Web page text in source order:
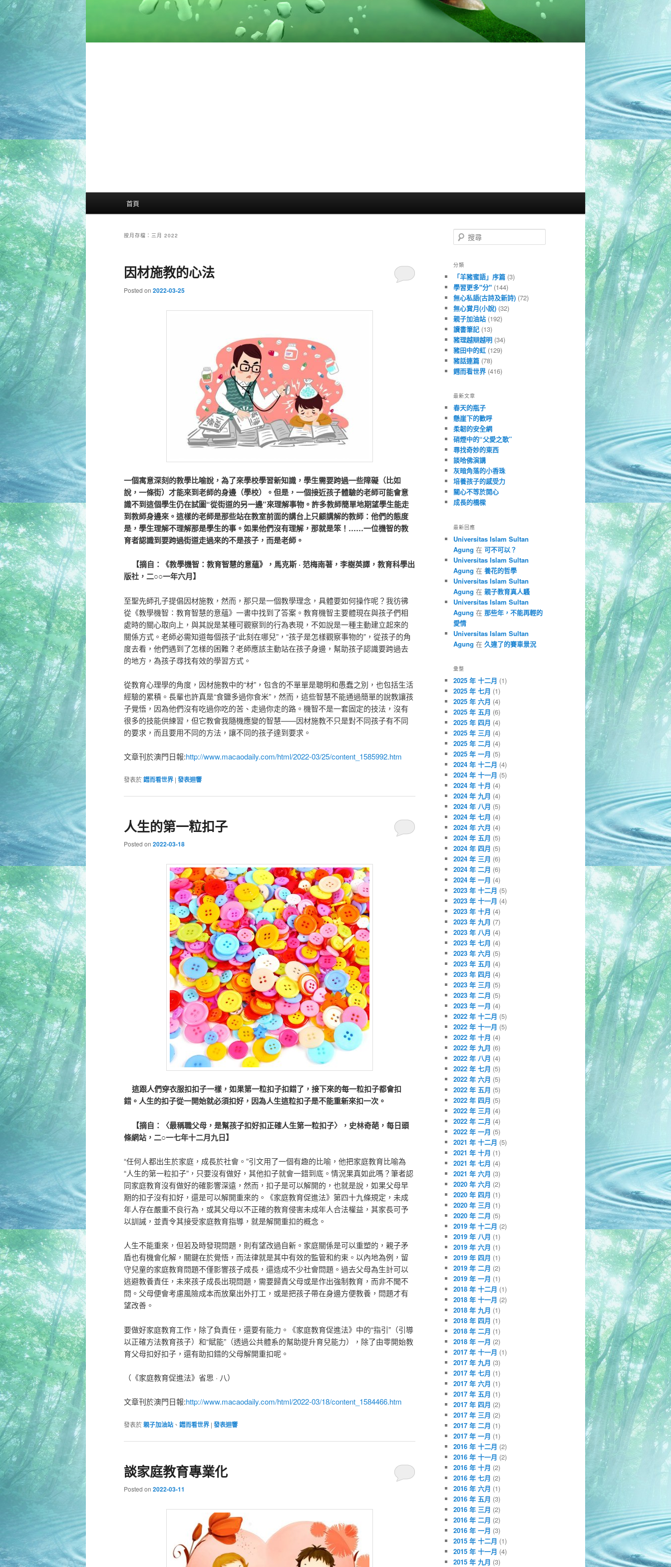
首頁
按月存檔： 三月 2022
因材施教的心法
Posted on 2022-03-25
一個寓意深刻的教學比喻說，為了來學校學習新知識，學生需要跨過一些障礙（比如
說，一條街）才能來到老師的身邊（學校）。但是，一個接近孩子體驗的老師可能會意
識不到這個學生仍在試圖“從街道的另一邊”來理解事物。許多教師簡單地期望學生能走
到教師身邊來。這樣的老師是那些站在教室前面的講台上只顧講解的教師：他們的態度
是，學生理解不理解那是學生的事。如果他們沒有理解，那就是笨！……一位機智的教
育者認識到要跨過街道走過來的不是孩子，而是老師。
【摘自：《教學機智：教育智慧的意蘊》，馬克斯 · 范梅南著，李樹英譯，教育科學出
版社，二○○一年六月】
至聖先師孔子提倡因材施教，然而，那只是一個教學理念，具體要如何操作呢？我彷彿
從《教學機智∶教育智慧的意蘊》一書中找到了答案。教育機智主要體現在與孩子們相
處時的關心取向上，與其說是某種可觀察到的行為表現，不如說是一種主動建立起來的
關係方式。老師必需知道每個孩子“此刻在哪兒”，“孩子是怎樣觀察事物的”，從孩子的角
度去看，他們遇到了怎樣的困難？老師應該主動站在孩子身邊，幫助孩子認識要跨過去
的地方，為孩子尋找有效的學習方式。
從教育心理學的角度，因材施教中的“材”，包含的不單單是聰明和愚蠢之別，也包括生活
經驗的累積。長輩也許真是“食鹽多過你食米”，然而，這些智慧不能通過簡單的說教讓孩
子覺悟，因為他們沒有吃過你吃的苦、走過你走的路。機智不是一套固定的技法，沒有
很多的技能供練習，但它教會我隨機應變的智慧——因材施教不只是對不同孩子有不同
的要求，而且要用不同的方法，讓不同的孩子達到要求。
文章刊於澳門日報:http://www.macaodaily.com/html/2022-03/25/content_1585992.htm
發表於鏏而看世界 | 發表迴響
人生的第一粒扣子
Posted on 2022-03-18
這跟人們穿衣服扣扣子一樣，如果第一粒扣子扣錯了，接下來的每一粒扣子都會扣
錯。人生的扣子從一開始就必須扣好，因為人生這粒扣子是不能重新來扣一次。
【摘自：〈最稱職父母，是幫孩子扣好扣正確人生第一粒扣子〉，史林奇葩，每日頭
條網站，二○一七年十二月九日】
“任何人都出生於家庭，成長於社會。”引文用了一個有趣的比喻，他把家庭教育比喻為
“人生的第一粒扣子”，只要沒有做好，其他扣子就會一錯到底。情況果真如此嗎？筆者認
同家庭教育沒有做好的確影響深遠，然而，扣子是可以解開的，也就是說，如果父母早
期的扣子沒有扣好，還是可以解開重來的。《家庭教育促進法》第四十九條規定，未成
年人存在嚴重不良行為，或其父母以不正確的教育侵害未成年人合法權益，其家長可予
以訓誡，並責令其接受家庭教育指導，就是解開重扣的概念。
人生不能重來，但若及時發現問題，則有望改過自新。家庭關係是可以重塑的，親子矛
盾也有機會化解，關鍵在於覺悟，而法律就是其中有效的監管和約束。以內地為例，留
守兒童的家庭教育問題不僅影響孩子成長，還造成不少社會問題。過去父母為生計可以
逃避教養責任，未來孩子成長出現問題，需要歸責父母或是作出強制教育，而非不聞不
問。父母便會考慮風險成本而放棄出外打工，或是把孩子帶在身邊方便教養，問題才有
望改善。
要做好家庭教育工作，除了負責任，還要有能力。《家庭教育促進法》中的“指引”（引導
以正確方法教育孩子）和“賦能”（透過公共體系的幫助提升育兒能力），除了由零開始教
育父母扣好扣子，還有助扣錯的父母解開重扣呢。
（《家庭教育促進法》省思 · 八）
文章刊於澳門日報:http://www.macaodaily.com/html/2022-03/18/content_1584466.htm
發表於親子加油站 、 鏏而看世界 | 發表迴響
談家庭教育專業化
Posted on 2022-03-11
搜
尋
分類
「羊豬蜜語」序篇 (3)
學習更多"分" (144)
無心私語(古詩及新詩) (72)
無心賞月(小說) (32)
親子加油站 (192)
讀書筆記 (13)
豬理越辯越明 (34)
豬田中的虹 (129)
豬話連篇 (78)
鏏而看世界 (416)
最新文章
春天的瓶子
懸崖下的歡呼
柔韌的安全網
硝煙中的“父愛之歌”
尋找奇妙的東西
談哈佛演講
灰暗角落的小香珠
培養孩子的感受力
關心不等於開心
成長的橋樑
最新回應
Universitas Islam Sultan
Agung 在 可不可以？
Universitas Islam Sultan
Agung 在 養花的哲學
Universitas Islam Sultan
Agung 在 親子教育真人騷
Universitas Islam Sultan
Agung 在 那些年，不能再輕的
愛情
Universitas Islam Sultan
Agung 在 久違了的賽車景況
彙整
2025 年 十二月 (1)
2025 年 七月 (1)
2025 年 六月 (4)
2025 年 五月 (6)
2025 年 四月 (4)
2025 年 三月 (4)
2025 年 二月 (4)
2025 年 一月 (5)
2024 年 十二月 (4)
2024 年 十一月 (5)
2024 年 十月 (4)
2024 年 九月 (4)
2024 年 八月 (5)
2024 年 七月 (4)
2024 年 六月 (4)
2024 年 五月 (5)
2024 年 四月 (5)
2024 年 三月 (6)
2024 年 二月 (6)
2024 年 一月 (4)
2023 年 十二月 (5)
2023 年 十一月 (4)
2023 年 十月 (4)
2023 年 九月 (7)
2023 年 八月 (4)
2023 年 七月 (4)
2023 年 六月 (5)
2023 年 五月 (4)
2023 年 四月 (4)
2023 年 三月 (5)
2023 年 二月 (5)
2023 年 一月 (4)
2022 年 十二月 (5)
2022 年 十一月 (5)
2022 年 十月 (4)
2022 年 九月 (6)
2022 年 八月 (4)
2022 年 七月 (5)
2022 年 六月 (5)
2022 年 五月 (5)
2022 年 四月 (5)
2022 年 三月 (4)
2022 年 二月 (4)
2022 年 一月 (5)
2021 年 十二月 (5)
2021 年 十月 (1)
2021 年 七月 (4)
2021 年 六月 (3)
2020 年 六月 (2)
2020 年 四月 (1)
2020 年 三月 (1)
2020 年 二月 (5)
2019 年 十二月 (2)
2019 年 八月 (1)
2019 年 六月 (1)
2019 年 四月 (1)
2019 年 二月 (2)
2019 年 一月 (1)
2018 年 十二月 (1)
2018 年 十一月 (2)
2018 年 九月 (1)
2018 年 四月 (1)
2018 年 二月 (1)
2018 年 一月 (2)
2017 年 十一月 (1)
2017 年 九月 (3)
2017 年 七月 (1)
2017 年 六月 (1)
2017 年 五月 (1)
2017 年 四月 (2)
2017 年 三月 (2)
2017 年 二月 (1)
2017 年 一月 (1)
2016 年 十二月 (2)
2016 年 十一月 (2)
2016 年 十月 (2)
2016 年 七月 (2)
2016 年 六月 (1)
2016 年 五月 (3)
2016 年 三月 (2)
2016 年 二月 (2)
2016 年 一月 (3)
2015 年 十二月 (1)
2015 年 十一月 (4)
2015 年 九月 (3)